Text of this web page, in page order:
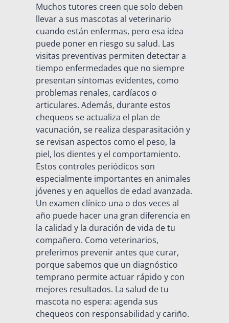
Muchos tutores creen que solo deben
llevar a sus mascotas al veterinario
cuando están enfermas, pero esa idea
puede poner en riesgo su salud. Las
visitas preventivas permiten detectar a
tiempo enfermedades que no siempre
presentan síntomas evidentes, como
problemas renales, cardíacos o
articulares. Además, durante estos
chequeos se actualiza el plan de
vacunación, se realiza desparasitación y
se revisan aspectos como el peso, la
piel, los dientes y el comportamiento.
Estos controles periódicos son
especialmente importantes en animales
jóvenes y en aquellos de edad avanzada.
Un examen clínico una o dos veces al
año puede hacer una gran diferencia en
la calidad y la duración de vida de tu
compañero. Como veterinarios,
preferimos prevenir antes que curar,
porque sabemos que un diagnóstico
temprano permite actuar rápido y con
mejores resultados. La salud de tu
mascota no espera: agenda sus
chequeos con responsabilidad y cariño.